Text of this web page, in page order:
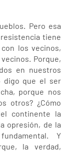
Pero esa
tiene
los vecinos,
Porque,
en nuestros
digo que el ser
porque nos
otros? ¿Cómo
continente la
opresión, de la
Y
la verdad,